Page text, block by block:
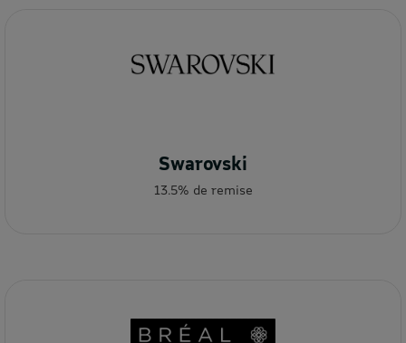
Swarovski
13.5% de remise